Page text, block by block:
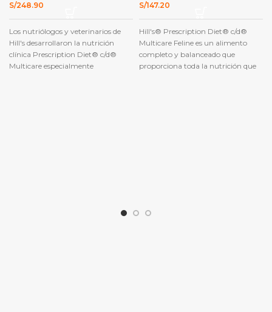
S/248.90
Los nutriólogos y veterinarios de
Hill's desarrollaron la nutrición
clínica Prescription Diet® c/d®
Multicare especialmente
S/147.20
Hill's® Prescription Diet® c/d®
Multicare Feline es un alimento
completo y balanceado que
proporciona toda la nutrición que